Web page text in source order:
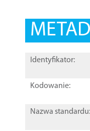
Identyfikator:
Kodowanie:
Nazwa standardu: